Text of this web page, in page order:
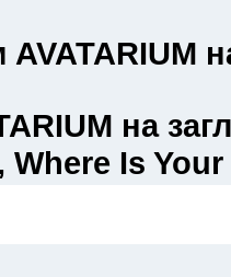
на
Is